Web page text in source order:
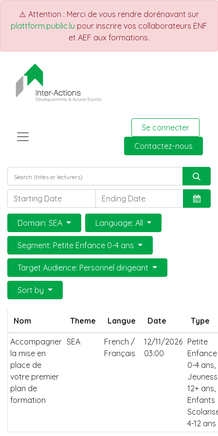
⚠️ Attention : Merci de vous rendre dorénavant sur
plattform.public.lu pour inscrire vos collaborateurs ENF
et AEF aux formations.
Se connecter
Contactez-nous
Domain: SEA Language: All
Segment: Petite Enfance 0-4 ans
Target Audience: Personnel dirigeant
Sort by
Nom Theme Langue Date Type
Accompagner
la mise en
place de
votre premier
plan de
formation
SEA
French /
Français
12/11/2026
03:00
Petite
Enfance
0-4 ans,
12+ ans,
Enfants
4-12 ans